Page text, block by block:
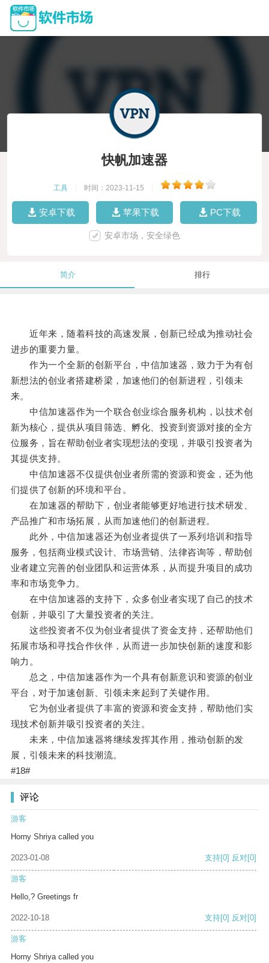
快帆加速器
工具 时间：2023-11-15
安卓下载 苹果下载 PC下载
安卓市场，安全绿色
简介 排行
近年来，随着科技的高速发展，创新已经成为推动社会
进步的重要力量。
作为一个全新的创新平台，中信加速器，致力于为有创
新想法的创业者搭建桥梁，加速他们的创新进程，引领未
来。
中信加速器作为一个联合创业综合服务机构，以技术创
新为核心，提供从项目筛选、孵化、投资到资源对接的全方
位服务，旨在帮助创业者实现想法的变现，并吸引投资者为
其提供支持。
中信加速器不仅提供创业者所需的资源和资金，还为他
们提供了创新的环境和平台。
在加速器的帮助下，创业者能够更好地进行技术研发、
产品推广和市场拓展，从而加速他们的创新进程。
此外，中信加速器还为创业者提供了一系列培训和指导
服务，包括商业模式设计、市场营销、法律咨询等，帮助创
业者建立完善的创业团队和运营体系，从而提升项目的成功
率和市场竞争力。
在中信加速器的支持下，众多创业者实现了自己的技术
创新，并吸引了大量投资者的关注。
这些投资者不仅为创业者提供了资金支持，还帮助他们
拓展市场和寻找合作伙伴，从而进一步加快创新的速度和影
响力。
总之，中信加速器作为一个具有创新意识和资源的创业
平台，对于加速创新、引领未来起到了关键作用。
它为创业者提供了丰富的资源和资金支持，帮助他们实
现技术创新并吸引投资者的关注。
未来，中信加速器将继续发挥其作用，推动创新的发
展，引领未来的科技潮流。
#18#
评论
游客
Horny Shriya called you
2023-01-08 支持[0] 反对[0]
游客
Hello,? Greetings fr
2022-10-18 支持[0] 反对[0]
游客
Horny Shriya called you